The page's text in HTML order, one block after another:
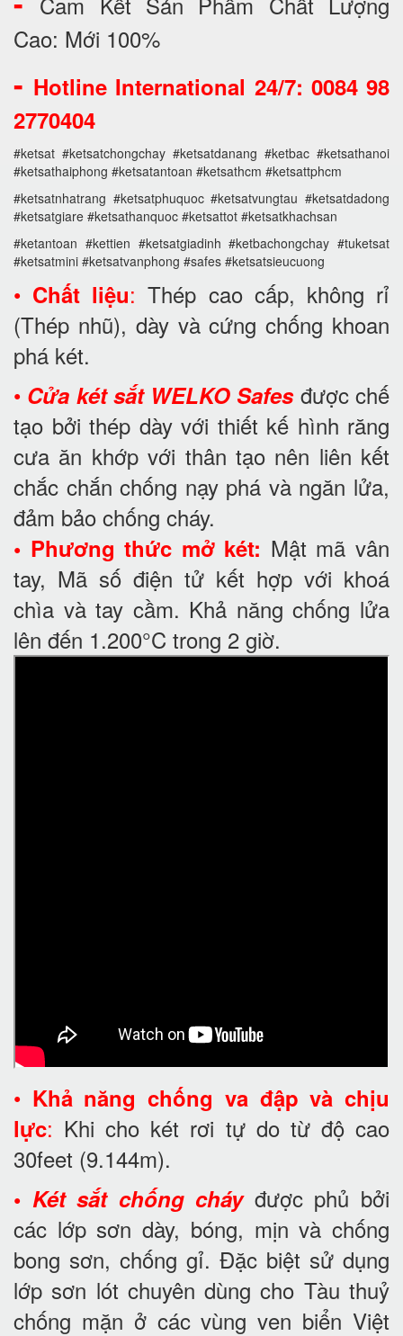
Cao: Mới 100%
- Hotline International 24/7: 0084 98
2770404
#ketsat #ketsatchongchay #ketsatdanang #ketbac #ketsathanoi
#ketsathaiphong #ketsatantoan #ketsathcm #ketsattphcm
#ketsatnhatrang #ketsatphuquoc #ketsatvungtau #ketsatdadong
#ketsatgiare #ketsathanquoc #ketsattot #ketsatkhachsan
#ketantoan #kettien #ketsatgiadinh #ketbachongchay #tuketsat
#ketsatmini #ketsatvanphong #safes #ketsatsieucuong
• Chất liệu: Thép cao cấp, không rỉ
(Thép nhũ), dày và cứng chống khoan
phá két.
• Cửa két sắt WELKO Safesđược chế
tạo bởi thép dày với thiết kế hình răng
cưa ăn khớp với thân tạo nên liên kết
chắc chắn chống nạy phá và ngăn lửa,
đảm bảo chống cháy.
• Phương thức mở két: Mật mã vân
tay, Mã số điện tử kết hợp với khoá
chìa và tay cầm. Khả năng chống lửa
lên đến 1.200°C trong 2 giờ.
• Khả năng chống va đập và chịu
lực: Khi cho két rơi tự do từ độ cao
30feet (9.144m).
• Két sắt chống cháyđược phủ bởi
các lớp sơn dày, bóng, mịn và chống
bong sơn, chống gỉ. Đặc biệt sử dụng
lớp sơn lót chuyên dùng cho Tàu thuỷ
chống mặn ở các vùng ven biển Việt